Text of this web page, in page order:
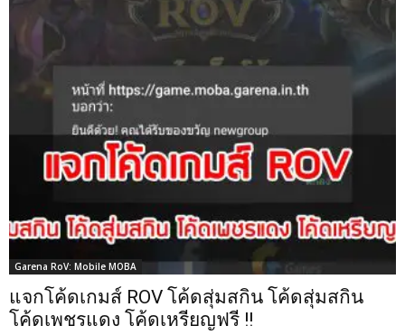
Garena RoV: Mobile MOBA
แจกโค้ดเกมส์ ROV โค้ดสุ่มสกิน โค้ดสุ่มสกิน
โค้ดเพชรแดง โค้ดเหรียญฟรี !!